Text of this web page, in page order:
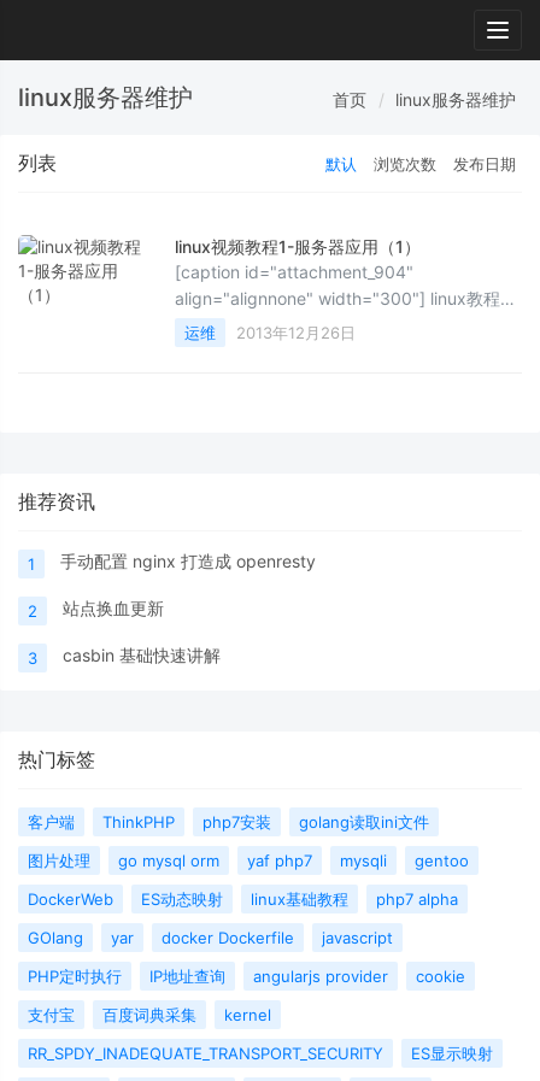
linux服务器维护 首页 linux服务器维护
列表 默认 浏览次数 发布日期
linux视频教程1-服务器应用（1）
[caption id="attachment_904"
align="alignnone" width="300"] linux教程
[/caption] 随着PHP语言的流行，平台上而言
也带起了linux的兴起尤...
运维 2013年12月26日
推荐资讯
1 手动配置 nginx 打造成 openresty
2 站点换血更新
3 casbin 基础快速讲解
热门标签
客户端 ThinkPHP php7安装
golang读取ini文件
图片处理
go mysql orm yaf php7 mysqli
gentoo
DockerWeb
ES动态映射 linux基础教程
php7 alpha
GOlang
yar docker Dockerfile
javascript
PHP定时执行
IP地址查询 angularjs provider
cookie
支付宝
百度词典采集
kernel
RR_SPDY_INADEQUATE_TRANSPORT_SECURITY
ES显示映射